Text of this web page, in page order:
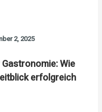
2, 2025
Wie
erfolgreich